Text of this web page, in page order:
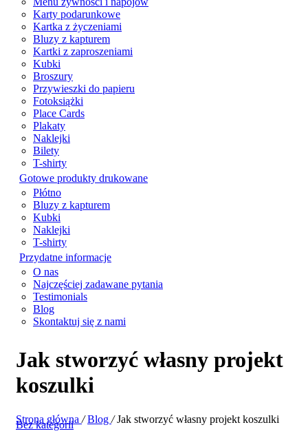
Karty podarunkowe
Kartka z życzeniami
Bluzy z kapturem
Kartki z zaproszeniami
Kubki
Broszury
Przywieszki do papieru
Fotoksiążki
Place Cards
Plakaty
Naklejki
Bilety
T-shirty
Gotowe produkty drukowane
Płótno
Bluzy z kapturem
Kubki
Naklejki
T-shirty
Przydatne informacje
O nas
Najczęściej zadawane pytania
Testimonials
Blog
Skontaktuj się z nami
Jak stworzyć własny projekt
koszulki
Strona główna /Blog /Jak stworzyć własny projekt koszulki
Bez kategorii